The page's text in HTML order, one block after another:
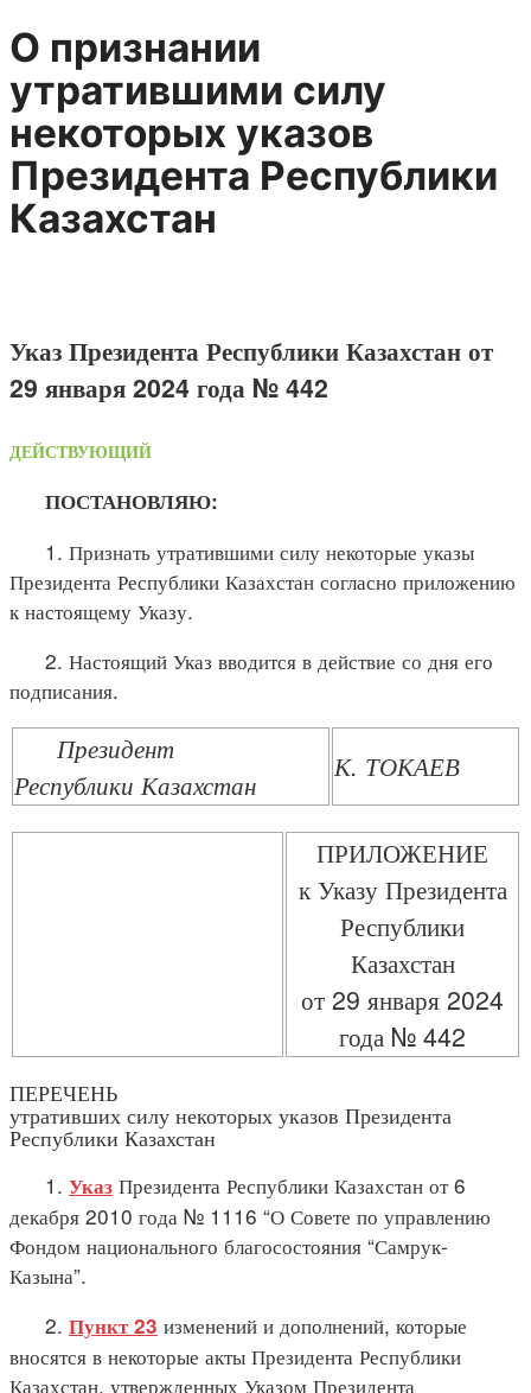
О признании
утратившими силу
некоторых указов
Президента Республики
Казахстан
Указ Президента Республики Казахстан от
29 января 2024 года № 442
ДЕЙСТВУЮЩИЙ
ПОСТАНОВЛЯЮ:
1. Признать утратившими силу некоторые указы
Президента Республики Казахстан согласно приложению
к настоящему Указу.
2. Настоящий Указ вводится в действие со дня его
подписания.
Президент
Республики Казахстан
К. ТОКАЕВ
ПРИЛОЖЕНИЕ
к Указу Президента
Республики
Казахстан
от 29 января 2024
года № 442
ПЕРЕЧЕНЬ
утративших силу некоторых указов Президента
Республики Казахстан
1. Указ Президента Республики Казахстан от 6
декабря 2010 года № 1116 “О Совете по управлению
Фондом национального благосостояния “Самрук-
Казына”.
2. Пункт 23 изменений и дополнений, которые
вносятся в некоторые акты Президента Республики
Казахстан, утвержденных Указом Президента